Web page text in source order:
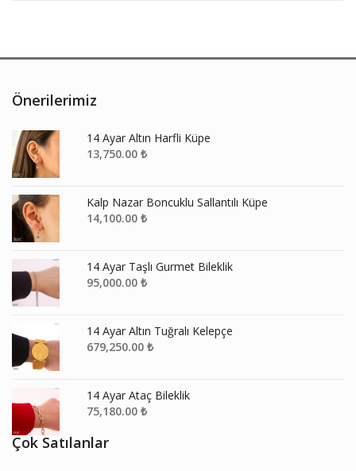
Önerilerimiz
14 Ayar Altın Harfli Küpe
13,750.00 ₺
Kalp Nazar Boncuklu Sallantılı Küpe
14,100.00 ₺
14 Ayar Taşlı Gurmet Bileklik
95,000.00 ₺
14 Ayar Altın Tuğralı Kelepçe
679,250.00 ₺
14 Ayar Ataç Bileklik
75,180.00 ₺
Çok Satılanlar